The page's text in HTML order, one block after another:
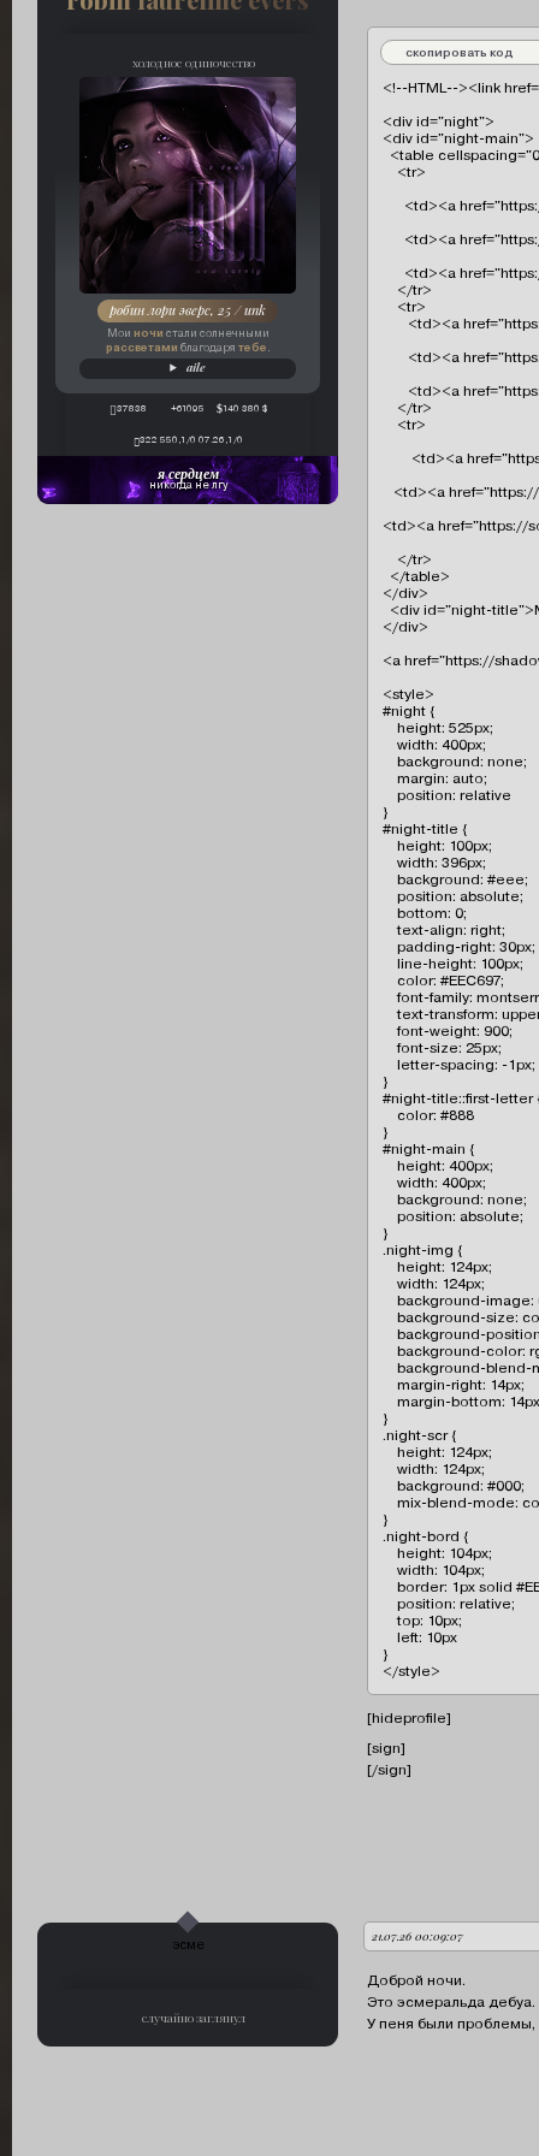
холодное одиночество
робин лори эверс, 25 / unk
Мои ночи стали солнечными
рассветами благодаря тебе
aile
37838 +61095 140 380 $
322 550,1/0 07.26,1/0
я сердцем
никогда не лгу
скопировать код
<!--HTML--><link
<div id="night">
<div id="night-main">
<table
    <tr>
<td><a
<td><a
<td><a
    </tr>
    <tr>
<td><a
<td><a
<td><a
    </tr>
    <tr>
<td><a
<td><a
<td><a href="https://
    </tr>
  </table>
</div>
<div id="night-
</div>
<a href="https://
<style>
#night {
    height: 525px;
    width: 400px;
    background: none;
    margin: auto;
    position: relative
}
#night-title {
    height: 100px;
    width: 396px;
    background: #eee;
    position: absolute;
    bottom: 0;
    text-align: right;
    padding-right: 30px;
    line-height: 100px;
    color: #EEC697;
font-family:
text-transform:
    font-weight: 900;
    font-size: 25px;
    letter-spacing: -1px;
}
#night-title::first-letter
    color: #888
}
#night-main {
    height: 400px;
    width: 400px;
    background: none;
    position: absolute;
}
.night-img {
    height: 124px;
    width: 124px;
background-image:
background-size:
background-
background-color:
background-blend-
    margin-right: 14px;
margin-bottom:
}
.night-scr {
    height: 124px;
    width: 124px;
    background: #000;
mix-blend-mode:
}
.night-bord {
    height: 104px;
    width: 104px;
border: 1px solid
    position: relative;
    top: 10px;
    left: 10px
}
</style>
[hideprofile]
[sign]
[/sign]
21.07.26 00:09:07
случайно заглянул
автор:
эсме
Доброй ночи.
Это эсмеральда дебуа.
У пеня были